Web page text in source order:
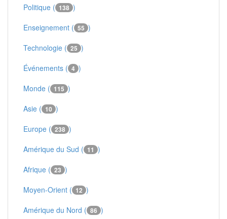
Politique ( 138 )
Enseignement ( 55 )
Technologie ( 25 )
Événements ( 4 )
Monde ( 115 )
Asie ( 10 )
Europe ( 238 )
Amérique du Sud ( 11 )
Afrique ( 23 )
Moyen-Orient ( 12 )
Amérique du Nord ( 86 )